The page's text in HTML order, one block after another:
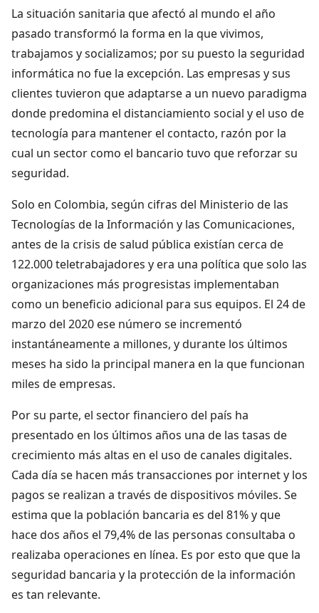
La situación sanitaria que afectó al mundo el año
pasado transformó la forma en la que vivimos,
trabajamos y socializamos; por su puesto la seguridad
informática no fue la excepción. Las empresas y sus
clientes tuvieron que adaptarse a un nuevo paradigma
donde predomina el distanciamiento social y el uso de
tecnología para mantener el contacto, razón por la
cual un sector como el bancario tuvo que reforzar su
seguridad.
Solo en Colombia, según cifras del Ministerio de las
Tecnologías de la Información y las Comunicaciones,
antes de la crisis de salud pública existían cerca de
122.000 teletrabajadores y era una política que solo las
organizaciones más progresistas implementaban
como un beneficio adicional para sus equipos. El 24 de
marzo del 2020 ese número se incrementó
instantáneamente a millones, y durante los últimos
meses ha sido la principal manera en la que funcionan
miles de empresas.
Por su parte, el sector financiero del país ha
presentado en los últimos años una de las tasas de
crecimiento más altas en el uso de canales digitales.
Cada día se hacen más transacciones por internet y los
pagos se realizan a través de dispositivos móviles. Se
estima que la población bancaria es del 81% y que
hace dos años el 79,4% de las personas consultaba o
realizaba operaciones en línea. Es por esto que que la
seguridad bancaria y la protección de la información
es tan relevante.